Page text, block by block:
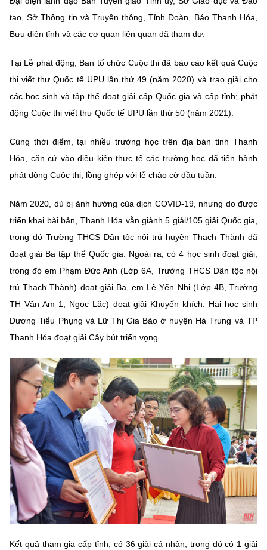
Chọn ngôn ngữ
Vietnamese English
BỘ KHOA HỌC VÀ CÔNG NGHỆ
MINISTRY OF SCIENCE AND TECHNOLOGY
Cơ quan chủ quản: Bộ Khoa học và Công nghệ (MST)
Chịu trách nhiệm nội dung: Nguyễn Thị Hải Hằng
Liên hệ
Địa chỉ: Ban Biên tập Cổng TTĐT - 18 Nguyễn Du, TP. Hà Nội
Email:
stc@mst.gov.vn
©2026 Bản quyền thuộc Bộ Khoa Học và Công Nghệ
(Ghi rõ nguồn "https://mst.gov.vn" khi phát hành lại thông tin từ
website này)
tạo, Sở Thông tin và Truyền thông, Tỉnh Đoàn, Báo Thanh Hóa,
Bưu điện tỉnh và các cơ quan liên quan đã tham dự.
Tại Lễ phát động, Ban tổ chức Cuộc thi đã báo cáo kết quả Cuộc
thi viết thư Quốc tế UPU lần thứ 49 (năm 2020) và trao giải cho
các học sinh và tập thể đoạt giải cấp Quốc gia và cấp tỉnh; phát
động Cuộc thi viết thư Quốc tế UPU lần thứ 50 (năm 2021).
Cùng thời điểm, tại nhiều trường học trên địa bàn tỉnh Thanh
Hóa, căn cứ vào điều kiện thực tế các trường học đã tiến hành
phát động Cuộc thi, lồng ghép với lễ chào cờ đầu tuần.
Năm 2020, dù bị ảnh hưởng của dịch COVID-19, nhưng do được
triển khai bài bản, Thanh Hóa vẫn giành 5 giải/105 giải Quốc gia,
trong đó Trường THCS Dân tộc nội trú huyện Thạch Thành đã
đoạt giải Ba tập thể Quốc gia. Ngoài ra, có 4 học sinh đoạt giải,
trong đó em Phạm Đức Anh (Lớp 6A, Trường THCS Dân tộc nội
trú Thạch Thành) đoạt giải Ba, em Lê Yến Nhi (Lớp 4B, Trường
TH Vân Am 1, Ngọc Lặc) đoạt giải Khuyến khích. Hai học sinh
Dương Tiểu Phụng và Lữ Thị Gia Bảo ở huyện Hà Trung và TP
Thanh Hóa đoạt giải Cây bút triển vọng.
Kết quả tham gia cấp tỉnh, có 36 giải cá nhân, trong đó có 1 giải